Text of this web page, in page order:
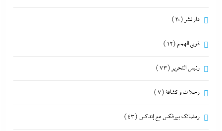
دار نشر (20)
ذوى الهمم (12)
رئيس التحرير (73)
رحلات و كشافة(7)
رمضانك بيرفكس مع إندكس (43)